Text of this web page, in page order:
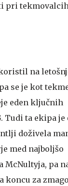
pri
na
se je kot
eden ključnih
Tudi ta ekipa je
doživela
med najboljšo
McNultyja, pa
koncu za zmago